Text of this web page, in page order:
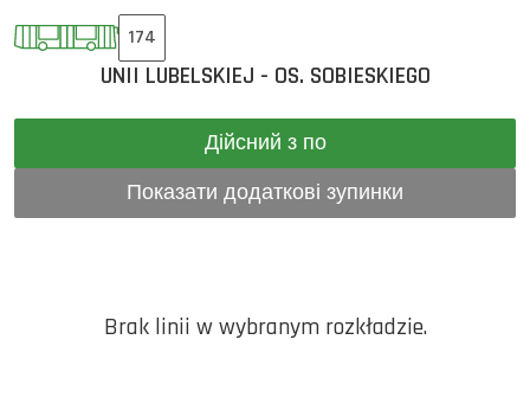
174
UNII LUBELSKIEJ - OS. SOBIESKIEGO
Дійсний з по
Показати додаткові зупинки
Brak linii w wybranym rozkładzie.